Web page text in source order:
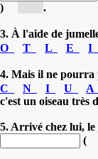
)
.
3. À l'aide de
O
T L E I
4. Mais il ne pourra
C
N I U A
c'est un oiseau très
5. Arrivé chez lui,
(